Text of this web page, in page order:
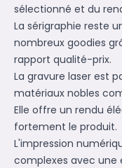
sélectionné et du
La sérigraphie reste
nombreux goodies
rapport qualité-prix.
La gravure laser est
matériaux nobles
Elle offre un rendu
fortement le produit.
L'impression
complexes avec une